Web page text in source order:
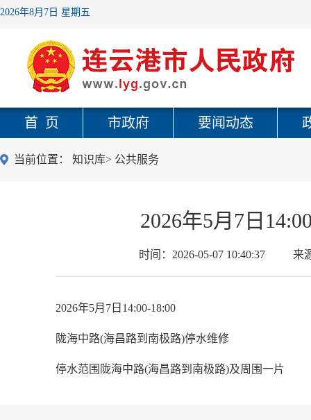
2026年8月7日 星期五
首 页 市政府 要闻动态
当前位置： 知识库> 公共服务
2026年5月7日
时间： 2026-05-07 10:40:37 来
2026年5月7日14:00-18:00
陇海中路(海昌路到南极路)停水维修
停水范围陇海中路(海昌路到南极路)及周围一片